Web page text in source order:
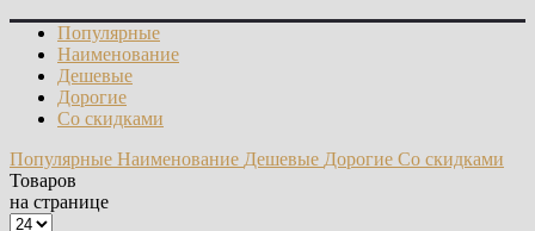
Популярные
Наименование
Дешевые
Дорогие
Со скидками
Популярные Наименование Дешевые Дорогие Со скидками
Товаров
на странице